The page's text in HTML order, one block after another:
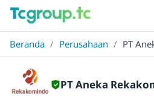
Beranda / Perusahaan / PT
PT Aneka